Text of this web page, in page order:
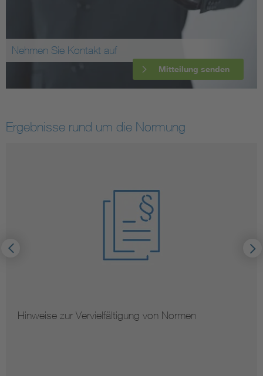
Nehmen Sie Kontakt auf
Mitteilung senden
Ergebnisse rund um die Normung
Hinweise zur Vervielfältigung von Normen